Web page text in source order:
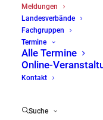
Meldungen
Landesverbände
Fachgruppen
Termine
Alle Termine
Online-
Kontakt
Suche